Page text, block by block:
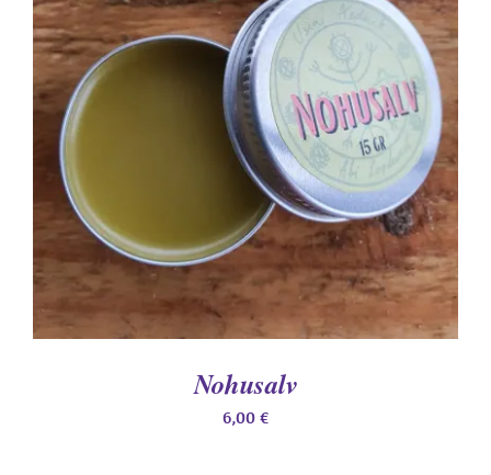
LISA KORVI
DETAILS
Nohusalv
6,00 €